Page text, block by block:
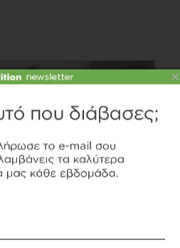
και αίτια
×